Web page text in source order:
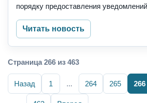
порядку предоставления
Читать новость
Страница 266 из 463
Назад 1 ... 264 265 266